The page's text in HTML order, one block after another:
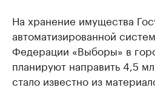
На хранение имущества
автоматизированной
Федерации «Выборы» в
планируют направить 4,5
стало известно из